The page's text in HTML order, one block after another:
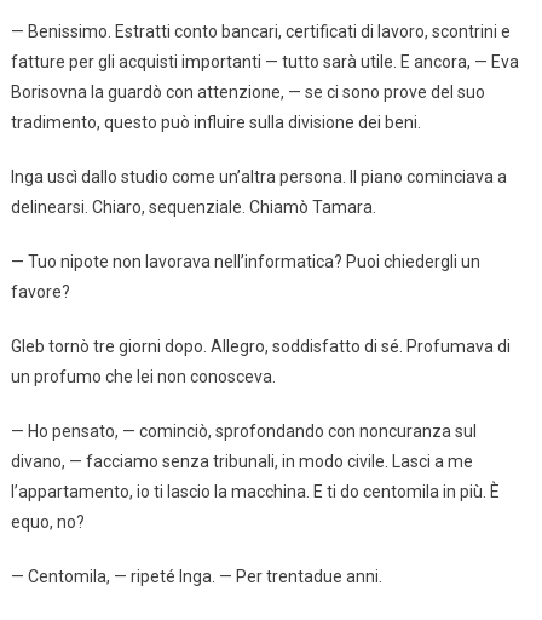
— Benissimo. Estratti conto bancari, certificati di lavoro, scontrini e
fatture per gli acquisti importanti — tutto sarà utile. E ancora, — Eva
Borisovna la guardò con attenzione, — se ci sono prove del suo
tradimento, questo può influire sulla divisione dei beni.
Inga uscì dallo studio come un’altra persona. Il piano cominciava a
delinearsi. Chiaro, sequenziale. Chiamò Tamara.
— Tuo nipote non lavorava nell’informatica? Puoi chiedergli un
favore?
Gleb tornò tre giorni dopo. Allegro, soddisfatto di sé. Profumava di
un profumo che lei non conosceva.
— Ho pensato, — cominciò, sprofondando con noncuranza sul
divano, — facciamo senza tribunali, in modo civile. Lasci a me
l’appartamento, io ti lascio la macchina. E ti do centomila in più. È
equo, no?
— Centomila, — ripeté Inga. — Per trentadue anni.